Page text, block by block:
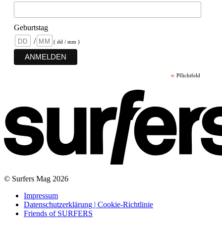
Geburtstag
/
( dd / mm )
* Pflichtfeld
© Surfers Mag 2026
Impressum
Datenschutzerklärung | Cookie-Richtlinie
Friends of SURFERS